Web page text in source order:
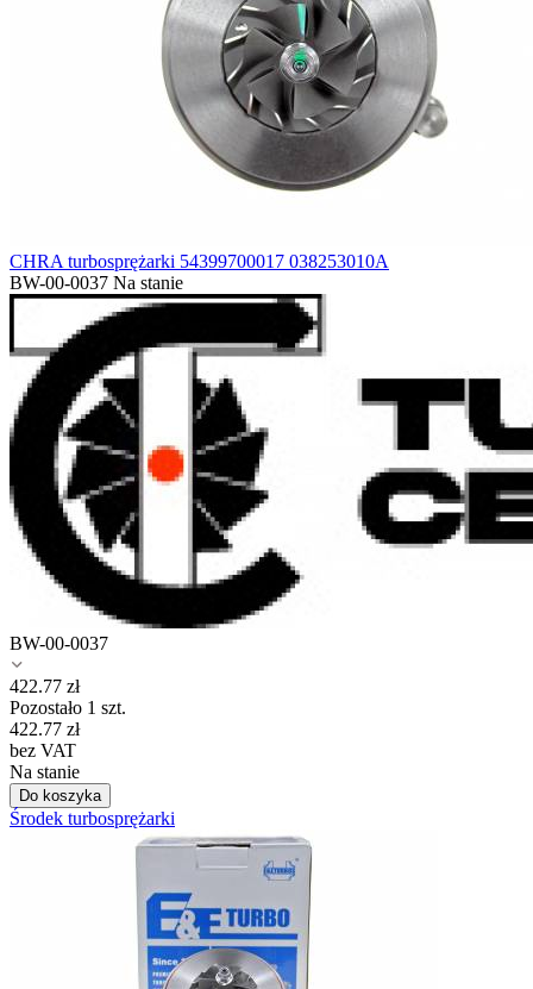
CHRA turbosprężarki 54399700017 038253010A
BW-00-0037 Na stanie
BW-00-0037
422.77 zł
Pozostało 1 szt.
422.77 zł
bez VAT
Na stanie
Do koszyka
Środek turbosprężarki